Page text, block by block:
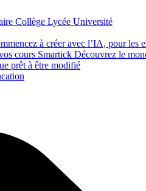
Collège Lycée Université
à créer avec l’IA, pour les
cours Smartick Découvrez le
prêt à être modifié